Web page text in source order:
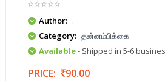
Author: .
Category: தன்னம்பிக்கை
Available- Shipped in 5-6
PRICE: 90.00